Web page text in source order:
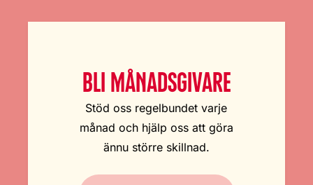
BLI MÅNADSGIVARE
Stöd oss regelbundet varje
månad och hjälp oss att göra
ännu större skillnad.